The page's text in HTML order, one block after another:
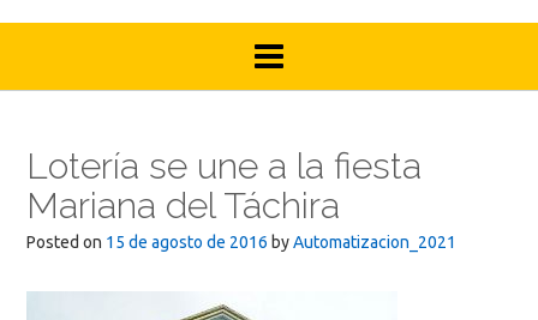
Lotería se une a la fiesta
Mariana del Táchira
Posted on 15 de agosto de 2016 byAutomatizacion_2021